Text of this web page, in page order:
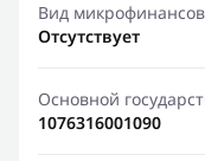
Вид
Отсутствует
Основной
1076316001090